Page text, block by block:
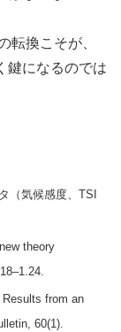
転換こそが、
鍵になるのでは
（気候感度、TSI
theory
from an
60(1).